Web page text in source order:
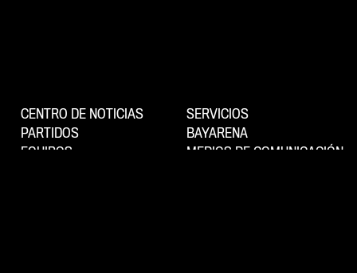
CENTRO DE NOTICIAS
PARTIDOS
EQUIPOS
SERVICIOS
BAYARENA
MEDIOS DE COMUNICACIÓN